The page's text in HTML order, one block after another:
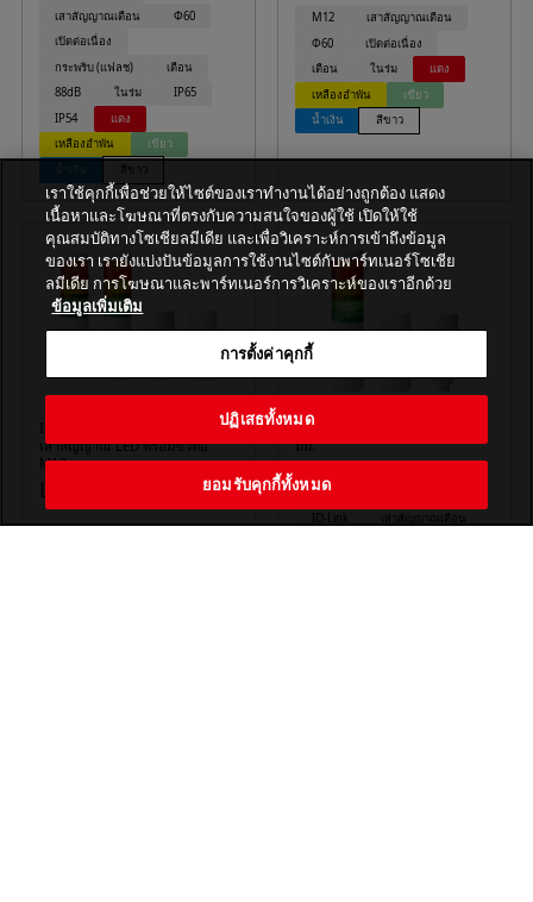
เสาสัญญาณเตือน
Φ60
เปิดต่อเนื่อง
กระพริบ (แฟลช)
เตือน
88dB
ในร่ม
IP65
IP54
แดง
เหลืองอำพัน
เขียว
สีขาว
M12
เสาสัญญาณเตือน
Φ60
เปิดต่อเนื่อง
เตือน
ในร่ม
แดง
เหลืองอำพัน
เขียว
น้ำเงิน
สีขาว
IP67 / IP69K จัดอันดับΦ60มม.
เสาสัญญาณ LED พร้อมขั้วต่อ
M12
LR6+FB295
หอสัญญาณ LED IO-Link Φ60
มม.
เราใช้คุกกี้เพื่อช่วยให้ไซต์ของเราทำงานได้อย่างถูกต้อง แสดง
เนื้อหาและโฆษณาที่ตรงกับความสนใจของผู้ใช้ เปิดให้ใช้
คุณสมบัติทางโซเชียลมีเดีย และเพื่อวิเคราะห์การเข้าถึงข้อมูล
ของเรา เรายังแบ่งปันข้อมูลการใช้งานไซต์กับพาร์ทเนอร์โซเชีย
ลมีเดีย การโฆษณาและพาร์ทเนอร์การวิเคราะห์ของเราอีกด้วย
ข้อมูลเพิ่มเติม
การตั้งค่าคุกกี้
ปฏิเสธทั้งหมด
ยอมรับคุกกี้ทั้งหมด